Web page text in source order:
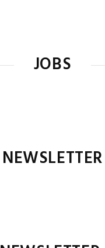
JOBS
NEWSLETTER